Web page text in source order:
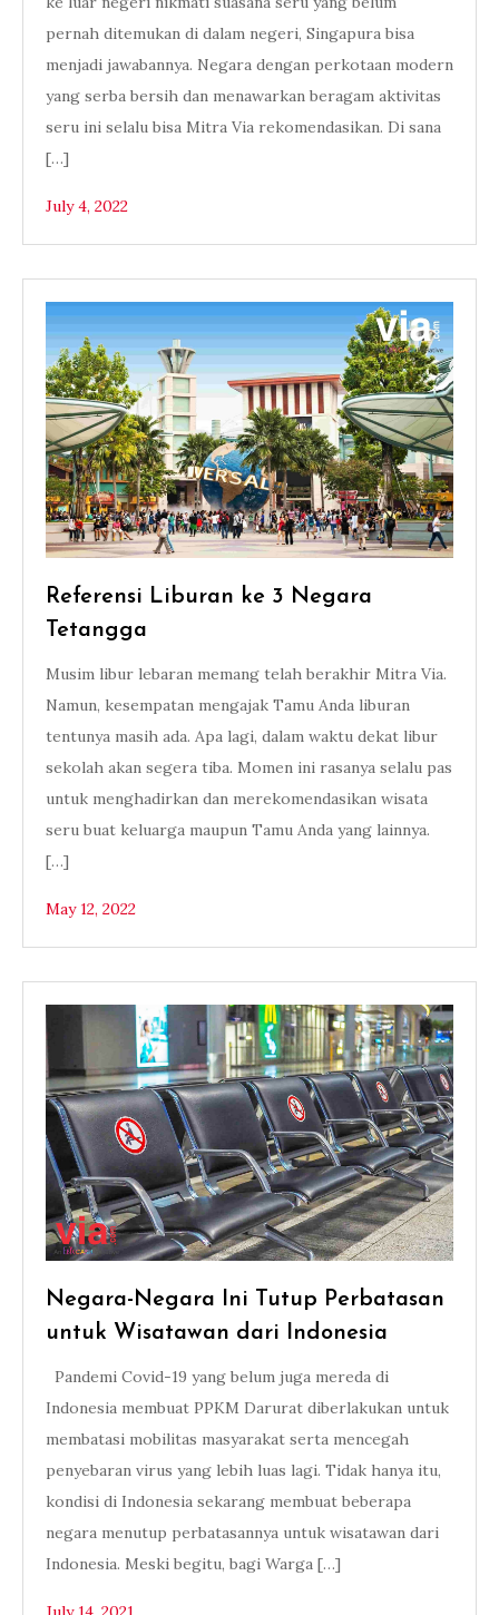
pernah ditemukan di dalam negeri, Singapura bisa
menjadi jawabannya. Negara dengan perkotaan modern
yang serba bersih dan menawarkan beragam aktivitas
seru ini selalu bisa Mitra Via rekomendasikan. Di sana
[…]
July 4, 2022
Referensi Liburan ke 3 Negara
Tetangga
Musim libur lebaran memang telah berakhir Mitra Via.
Namun, kesempatan mengajak Tamu Anda liburan
tentunya masih ada. Apa lagi, dalam waktu dekat libur
sekolah akan segera tiba. Momen ini rasanya selalu pas
untuk menghadirkan dan merekomendasikan wisata
seru buat keluarga maupun Tamu Anda yang lainnya.
[…]
May 12, 2022
Negara-Negara Ini Tutup Perbatasan
untuk Wisatawan dari Indonesia
Pandemi Covid-19 yang belum juga mereda di
Indonesia membuat PPKM Darurat diberlakukan untuk
membatasi mobilitas masyarakat serta mencegah
penyebaran virus yang lebih luas lagi. Tidak hanya itu,
kondisi di Indonesia sekarang membuat beberapa
negara menutup perbatasannya untuk wisatawan dari
Indonesia. Meski begitu, bagi Warga […]